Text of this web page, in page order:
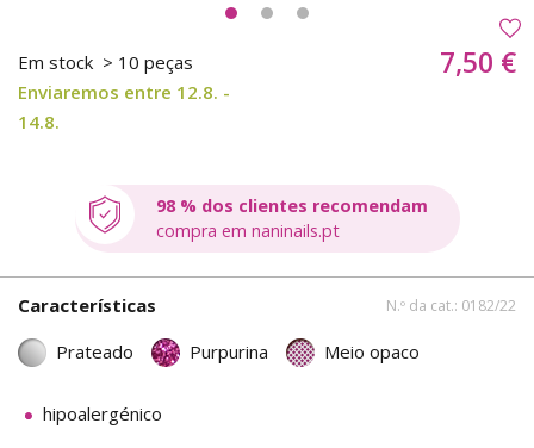
Em stock > 10 peças
Enviaremos entre 12.8. -
14.8.
7,50 €
98 % dos clientes recomendam
compra em naninails.pt
Características N.º da cat.: 0182/22
Prateado Purpurina Meio opaco
hipoalergénico